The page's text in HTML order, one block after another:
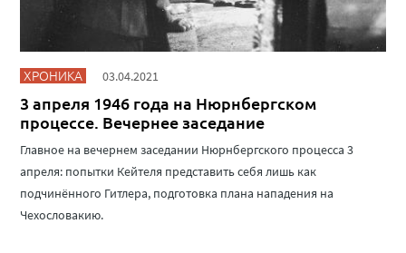
ХРОНИКА 03.04.2021
3 апреля 1946 года на Нюрнбергском
процессе. Вечернее заседание
Главное на вечернем заседании Нюрнбергского процесса 3
апреля: попытки Кейтеля представить себя лишь как
подчинённого Гитлера, подготовка плана нападения на
Чехословакию.